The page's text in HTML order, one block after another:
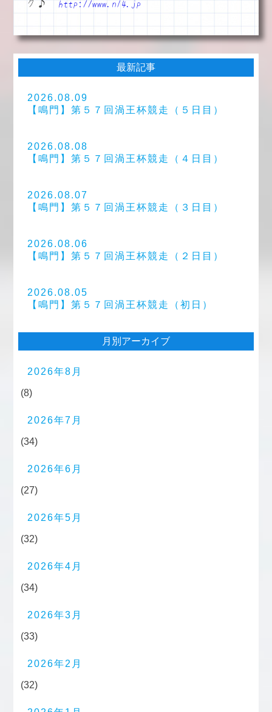
ク♪ http://www.n14.jp
最新記事
2026.08.09
【鳴門】第５７回渦王杯競走（５日目）
2026.08.08
【鳴門】第５７回渦王杯競走（４日目）
2026.08.07
【鳴門】第５７回渦王杯競走（３日目）
2026.08.06
【鳴門】第５７回渦王杯競走（２日目）
2026.08.05
【鳴門】第５７回渦王杯競走（初日）
月別アーカイブ
2026年8月
(8)
2026年7月
(34)
2026年6月
(27)
2026年5月
(32)
2026年4月
(34)
2026年3月
(33)
2026年2月
(32)